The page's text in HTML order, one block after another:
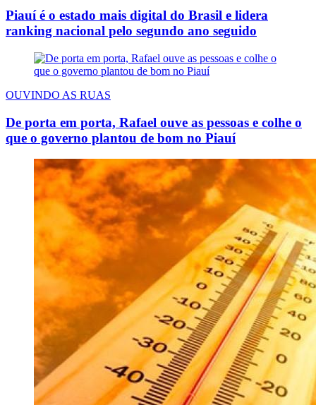
Piauí é o estado mais digital do Brasil e lidera
ranking nacional pelo segundo ano seguido
OUVINDO AS RUAS
De porta em porta, Rafael ouve as pessoas e colhe o
que o governo plantou de bom no Piauí